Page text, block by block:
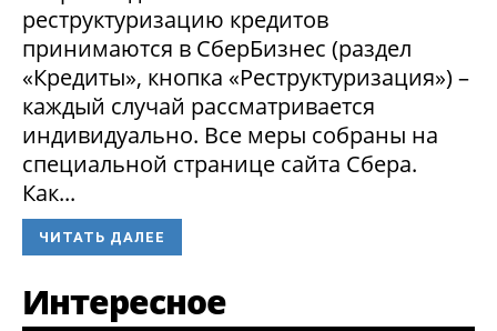
реструктуризацию кредитов
принимаются в СберБизнес (раздел
«Кредиты», кнопка «Реструктуризация») –
каждый случай рассматривается
индивидуально. Все меры собраны на
специальной странице сайта Сбера.
Как...
ЧИТАТЬ ДАЛЕЕ
Интересное